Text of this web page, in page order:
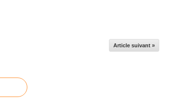
Article suivant »